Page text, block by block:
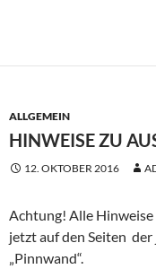
ALLGEMEIN
HINWEISE ZU
12. OKTOBER 2016
Achtung! Alle
jetzt auf den Seiten
„Pinnwand“.